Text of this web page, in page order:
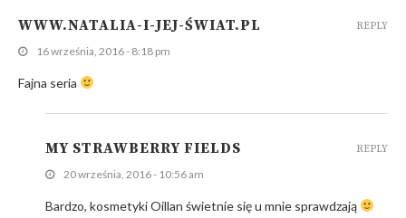
WWW.NATALIA-I-JEJ-ŚWIAT.PL
16 września, 2016 - 8:18 pm
Fajna seria
REPLY
MY STRAWBERRY FIELDS
20 września, 2016 - 10:56 am
Bardzo, kosmetyki Oillan świetnie się u mnie sprawdzają
REPLY